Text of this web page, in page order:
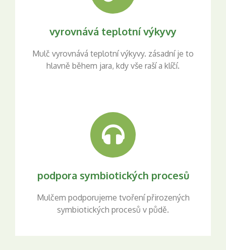
vyrovnává teplotní výkyvy
Mulč vyrovnává teplotní výkyvy. zásadní je to
hlavně během jara, kdy vše raší a klíčí.
podpora symbiotických procesů
Mulčem podporujeme tvoření přirozených
symbiotických procesů v půdě.